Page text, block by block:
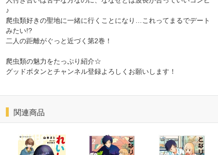
♪
爬虫類好きの聖地に一緒に行くことになり…これってまるでデート
みたい!?
二人の距離がぐっと近づく第2巻！
爬虫類の魅力をたっぷり紹介☆
グッドボタンとチャンネル登録よろしくお願いします！
関連商品